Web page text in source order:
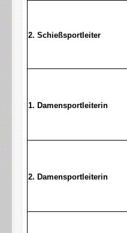
2. Schießsportleiter
1. Damensportleiterin
2. Damensportleiterin